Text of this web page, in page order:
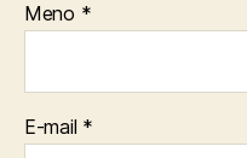
Meno *
E-mail *